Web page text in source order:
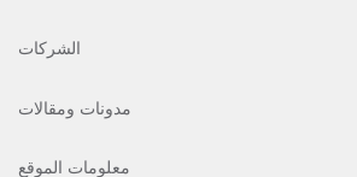
الشركات
مدونات ومقالات
معلومات الموقع